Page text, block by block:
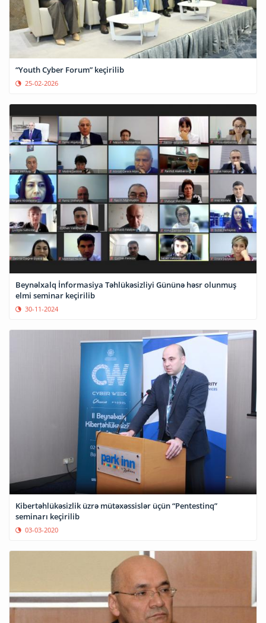
“Youth Cyber Forum” keçirilib
25-02-2026
Beynəlxalq İnformasiya Təhlükəsizliyi Gününə həsr olunmuş
elmi seminar keçirilib
30-11-2024
Kibertəhlükəsizlik üzrə mütəxəssislər üçün “Pentestinq”
seminarı keçirilib
03-03-2020